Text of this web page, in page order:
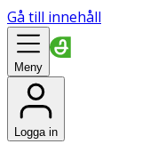
Gå till innehåll
Meny
Logga in